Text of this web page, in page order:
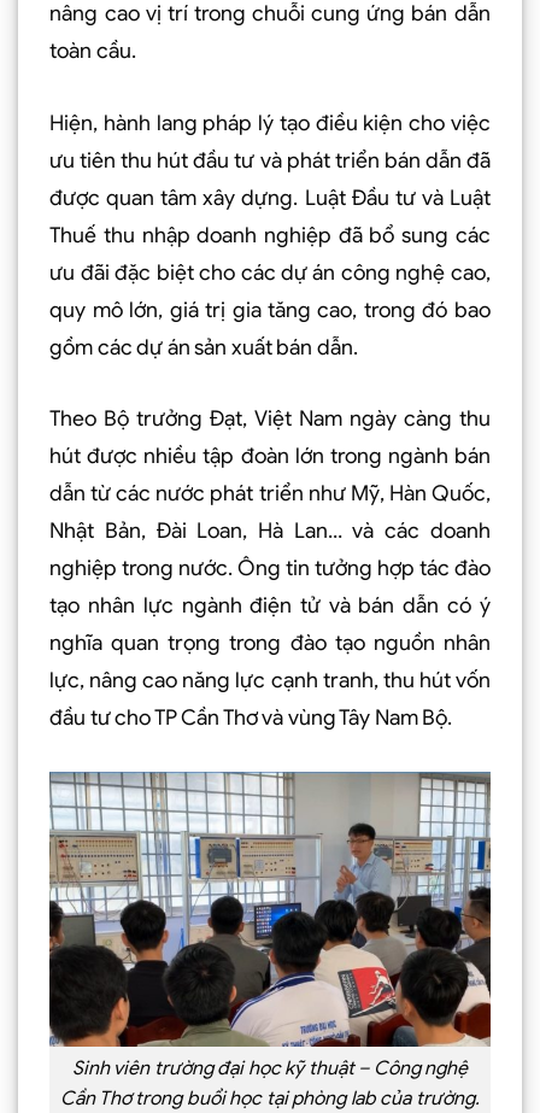
nâng cao vị trí trong chuỗi cung ứng bán dẫn
toàn cầu.
Hiện, hành lang pháp lý tạo điều kiện cho việc
ưu tiên thu hút đầu tư và phát triển bán dẫn đã
được quan tâm xây dựng. Luật Đầu tư và Luật
Thuế thu nhập doanh nghiệp đã bổ sung các
ưu đãi đặc biệt cho các dự án công nghệ cao,
quy mô lớn, giá trị gia tăng cao, trong đó bao
gồm các dự án sản xuất bán dẫn.
Theo Bộ trưởng Đạt, Việt Nam ngày càng thu
hút được nhiều tập đoàn lớn trong ngành bán
dẫn từ các nước phát triển như Mỹ, Hàn Quốc,
Nhật Bản, Đài Loan, Hà Lan… và các doanh
nghiệp trong nước. Ông tin tưởng hợp tác đào
tạo nhân lực ngành điện tử và bán dẫn có ý
nghĩa quan trọng trong đào tạo nguồn nhân
lực, nâng cao năng lực cạnh tranh, thu hút vốn
đầu tư cho TP Cần Thơ và vùng Tây Nam Bộ.
Sinh viên trường đại học kỹ thuật – Công nghệ
Cần Thơ trong buổi học tại phòng lab của trường.